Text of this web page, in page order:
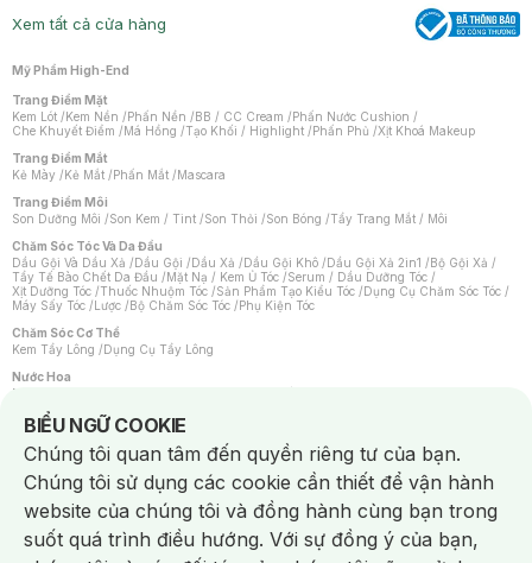
Xem tất cả cửa hàng
Mỹ Phẩm High-End
Trang Điểm Mặt
Kem Lót /Kem Nền /Phấn Nền /BB / CC Cream /Phấn Nước Cushion /
Che Khuyết Điểm /Má Hồng /Tạo Khối / Highlight /Phấn Phủ /Xịt Khoá Makeup
Trang Điểm Mắt
Kẻ Mày /Kẻ Mắt /Phấn Mắt /Mascara
Trang Điểm Môi
Son Dưỡng Môi /Son Kem / Tint /Son Thỏi /Son Bóng /Tẩy Trang Mắt / Môi
Chăm Sóc Tóc Và Da Đầu
Dầu Gội Và Dầu Xả /Dầu Gội /Dầu Xả /Dầu Gội Khô /Dầu Gội Xả 2in1 /Bộ Gội Xả /
Tẩy Tế Bào Chết Da Đầu /Mặt Nạ / Kem Ủ Tóc /Serum / Dầu Dưỡng Tóc /
Xịt Dưỡng Tóc /Thuốc Nhuộm Tóc /Sản Phẩm Tạo Kiểu Tóc /Dụng Cụ Chăm Sóc Tóc /
Máy Sấy Tóc /Lược /Bộ Chăm Sóc Tóc /Phụ Kiện Tóc
Chăm Sóc Cơ Thể
Kem Tẩy Lông /Dụng Cụ Tẩy Lông
Nước Hoa
Nước Hoa Nữ
Chăm Sóc Cá Nhân
Chống Muỗi /Khẩu Trang /Máy Massage/Mặt Nạ Xông Hơi /Nước Rửa Tay/
Sản Phẩm Chăm Sóc Khác /Bàn Chải Đánh Răng /Bàn Chải Điện/
Hỗ Trợ Trắng Răng/Kem Đánh Răng /Máy Tăm Nước/ Nước Súc Miệng/
Tăm / Chỉ Nha Khoa/ Xịt Thơm Miệng / Dung Dịch Vệ Sinh/Dưỡng Vùng Kín/
Khăn Ướt Vệ Sinh Vùng Kín/Băng Vệ Sinh/Tampon/Bọt Cạo Râu /Dao Cạo Râu/
Máy Cạo Râu
Vấn Đề Về Da
BIỂU NGỮ COOKIE
Notice about cookies usage
Chúng tôi quan tâm đến quyền riêng tư của bạn.
Chúng tôi sử dụng các cookie cần thiết để vận hành
website của chúng tôi và đồng hành cùng bạn trong
suốt quá trình điều hướng. Với sự đồng ý của bạn,